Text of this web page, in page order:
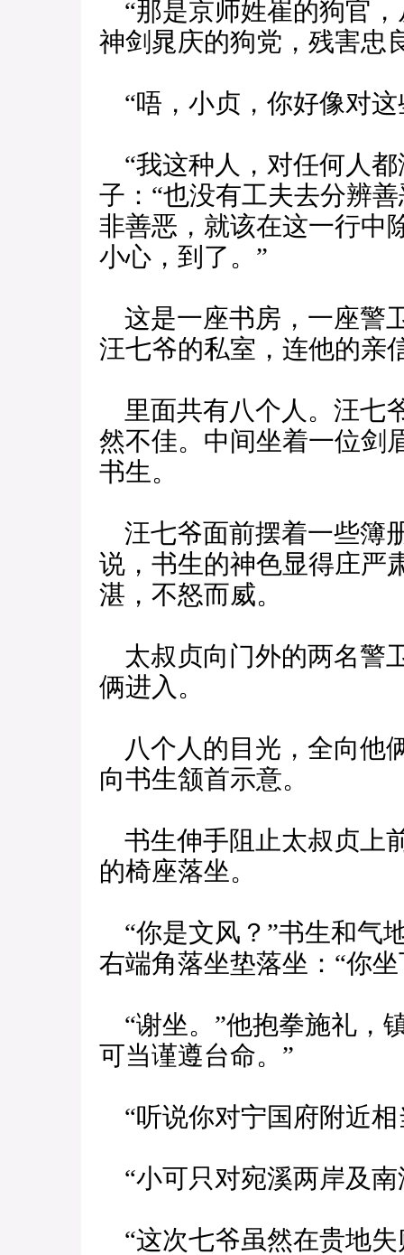
“那是京师姓崔的狗官
神剑晁庆的狗党，残害忠
“唔，小贞，你好像对
“我这种人，对任何人都
子：“也没有工夫去分辨
非善恶，就该在这一行中
小心，到了。”
这是一座书房，一座警
汪七爷的私室，连他的亲
里面共有八个人。汪七
然不佳。中间坐着一位剑
书生。
汪七爷面前摆着一些簿
说，书生的神色显得庄严
湛，不怒而威。
太叔贞向门外的两名警
俩进入。
八个人的目光，全向他
向书生颔首示意。
书生伸手阻止太叔贞上
的椅座落坐。
“你是文风？”书生和气
右端角落坐垫落坐：“你
“谢坐。”他抱拳施礼，
可当谨遵台命。”
“听说你对宁国府附近相
“小可只对宛溪两岸及南
“这次七爷虽然在贵地